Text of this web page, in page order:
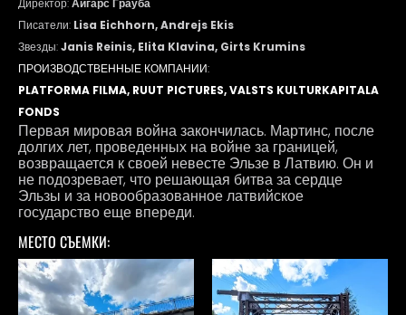
Писатели: Lisa Eichhorn, Andrejs Ekis
Звезды:Janis Reinis, Elita Klavina, Girts Krumins
ПРОИЗВОДСТВЕННЫЕ КОМПАНИИ:
PLATFORMA FILMA, RUUT PICTURES, VALSTS KULTURKAPITALA
FONDS
Первая мировая война закончилась. Мартинс, после
долгих лет, проведенных на войне за границей,
возвращается к своей невесте Эльзе в Латвию. Он и
не подозревает, что решающая битва за сердце
Эльзы и за новообразованное латвийское
государство еще впереди.
МЕСТО СЪЕМКИ: